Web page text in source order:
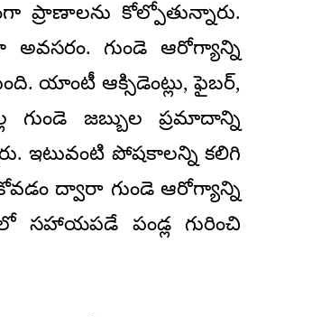
ప్రాణాల‌ను కోల్పోతున్నారు.
అవ‌స‌రం. గుండె ఆరోగ్యాన్ని
యాంటీ ఆక్సిడెంట్లు, ఫైబ‌ర్,
జ‌బ్బుల ప్ర‌మాదాన్ని
ఇటువంటి పోష‌కాలన్ని క‌లిగి
ద్వారా గుండె ఆరోగ్యాన్ని
స‌హాయ‌ప‌డే పండ్ల గురించి